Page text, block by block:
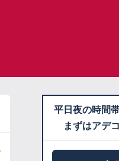
平日夜の時間
まずはアデ